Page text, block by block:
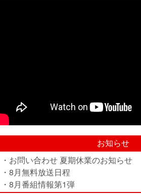
お知らせ
・お問い合わせ 夏期休業のお知らせ
・8月無料放送日程
・8月番組情報第1弾